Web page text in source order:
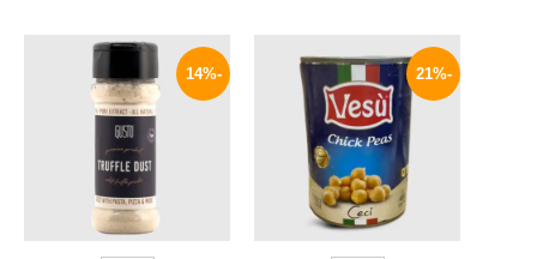
-21%
الأصلي
هو:
100 EGP.
الحالي
هو:
79 EGP.
-14%
السعر
هو:
360 EGP.
السعر
الحالي
هو:
310 EGP.